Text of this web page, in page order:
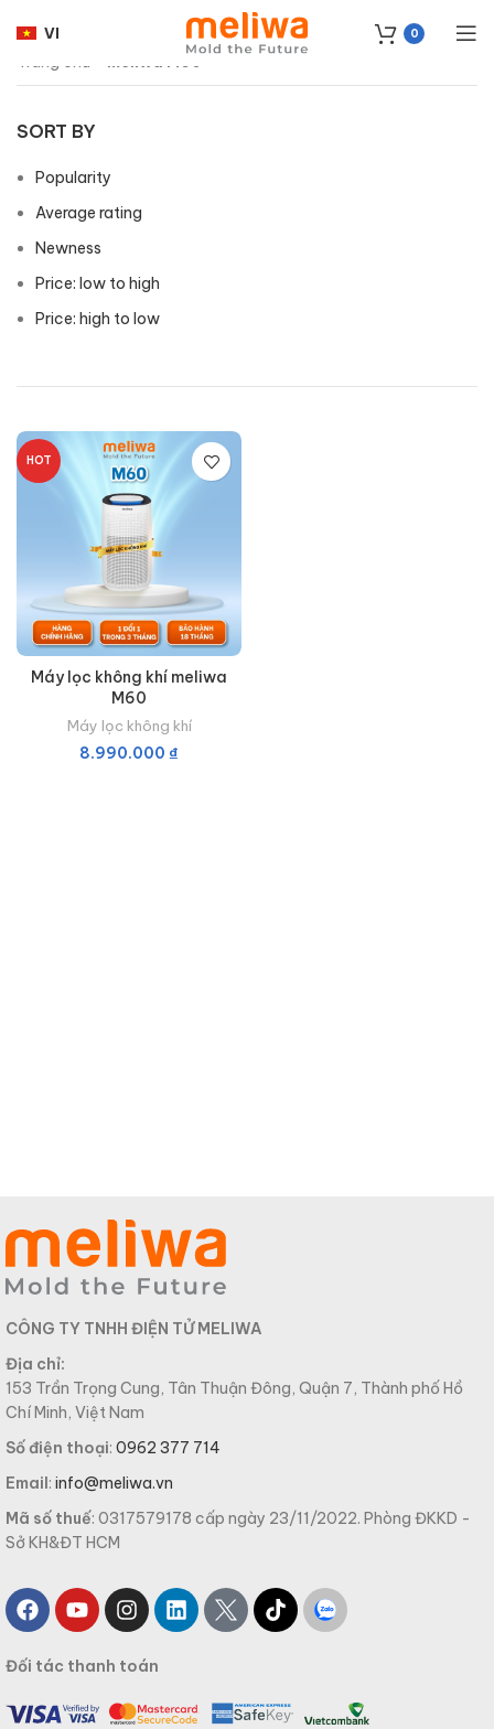
VI 0
Trang chủ meliwa M60
SORT BY
Popularity
Average rating
Newness
Price: low to high
Price: high to low
HOT
Máy lọc không khí meliwa
M60
Máy lọc không khí
8.990.000 ₫
CÔNG TY TNHH ĐIỆN TỬ MELIWA
Địa chỉ:
153 Trần Trọng Cung, Tân Thuận Đông, Quận 7, Thành phố Hồ
Chí Minh, Việt Nam
Số điện thoại: 0962 377 714
Email: info@meliwa.vn
Mã số thuế: 0317579178 cấp ngày 23/11/2022. Phòng ĐKKD -
Sở KH&ĐT HCM
Đối tác thanh toán